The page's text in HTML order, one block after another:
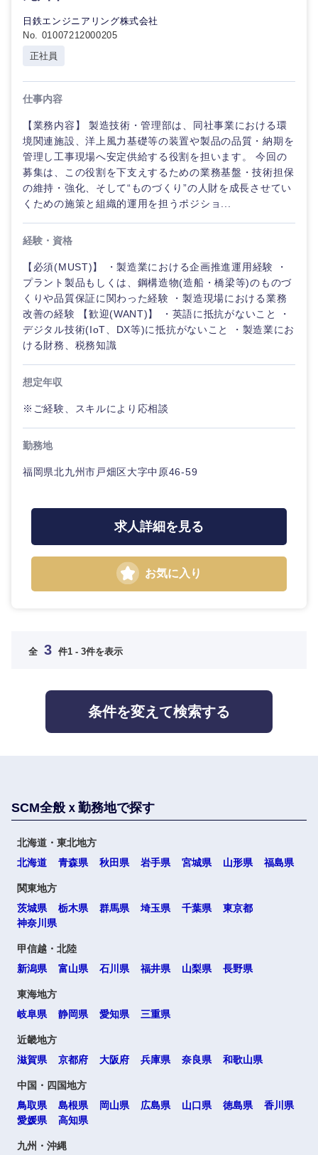
選択する
選択する
選択する
山口県 徳島県
香川県 愛媛県
高知県
九州・沖縄
福岡県
長崎県 熊本県
大分県 宮崎県
鹿児島県 沖縄県
海外
選択する
日鉄エンジニアリング株式会社
No. 01007212000205
正社員
仕事内容
【業務内容】 製造技術・管理部は、同社事業における環
境関連施設、洋上風力基礎等の装置や製品の品質・納期を
管理し工事現場へ安定供給する役割を担います。 今回の
募集は、この役割を下支えするための業務基盤・技術担保
の維持・強化、そして“ものづくり”の人財を成長させてい
くための施策と組織的運用を担うポジショ...
経験・資格
【必須(MUST)】 ・製造業における企画推進運用経験 ・
プラント製品もしくは、鋼構造物(造船・橋梁等)のものづ
くりや品質保証に関わった経験 ・製造現場における業務
改善の経験 【歓迎(WANT)】 ・英語に抵抗がないこと ・
デジタル技術(IoT、DX等)に抵抗がないこと ・製造業にお
ける財務、税務知識
想定年収
※ご経験、スキルにより応相談
勤務地
福岡県北九州市戸畑区大字中原46-59
求人詳細を見る
お気に入り
全 3 件1 - 3件を表示
条件を変えて検索する
SCM全般ｘ勤務地で探す
北海道・東北地方
北海道
青森県 秋田県 岩手県 宮城県 山形県 福島県
関東地方
茨城県
栃木県 群馬県 埼玉県 千葉県
東京都
神奈川県
甲信越・北陸
新潟県
富山県 石川県 福井県 山梨県 長野県
東海地方
岐阜県
静岡県 愛知県 三重県
近畿地方
滋賀県
京都府 大阪府 兵庫県 奈良県 和歌山県
中国・四国地方
鳥取県
島根県 岡山県 広島県 山口県 徳島県
香川県
愛媛県
高知県
九州・沖縄